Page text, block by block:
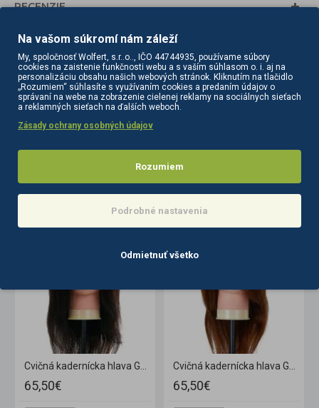
RECENZIE
Tagy: držiak kadernícku hlavu
kaderníčky
PODOBNÉ PRODUKTY SÚVISIACE PRODUKTY
65,50€ 65,50€
Na vašom súkromí nám záleží
My, spoločnosť Wolfert, s.r..o.., IČO 44744935, používame súbory
cookies na zaistenie funkčnosti webu a s vaším súhlasom o. i. aj na
personalizáciu obsahu našich webových stránok. Kliknutím na tlačidlo
„Rozumiem“ súhlasíte s využívaním cookies a predaním údajov o
správaní na webe na zobrazenie cielenej reklamy na sociálnych sieťach
a reklamných sieťach na ďalších weboch.
Zásady ochrany osobných údajov
Rozumiem
Podrobné nastavenia
Odmietnuť všetko